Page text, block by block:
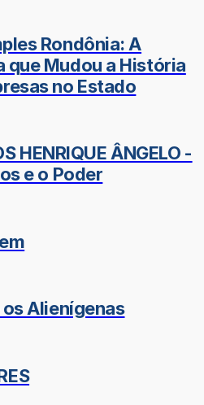
Rondônia: A
que Mudou a História
no Estado
HENRIQUE ÂNGELO -
e o Poder
os Alienígenas